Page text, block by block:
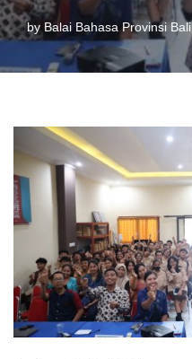
by Balai Bahasa Provinsi Bali